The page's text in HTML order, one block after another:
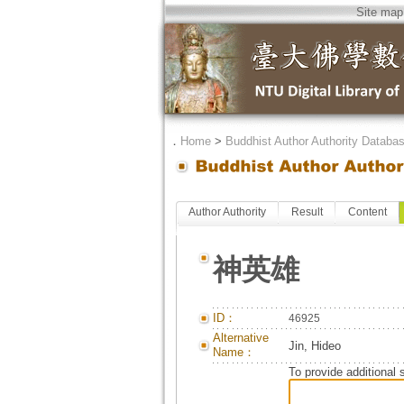
Site map
． Home> Buddhist Author Authority
Author Authority Result Content
神英雄
ID： 46925
Alternative
Name：
Jin, Hideo
To provide additional